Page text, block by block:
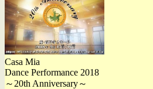
Casa Mia
Dance Performance 2018
～20th Anniversary～